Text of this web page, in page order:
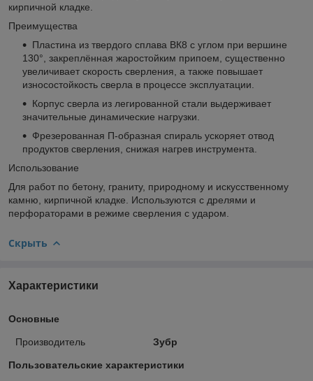
кирпичной кладке.
Преимущества
Пластина из твердого сплава ВК8 с углом при вершине
130°, закреплённая жаростойким припоем, существенно
увеличивает скорость сверления, а также повышает
износостойкость сверла в процессе эксплуатации.
Корпус сверла из легированной стали выдерживает
значительные динамические нагрузки.
Фрезерованная П-образная спираль ускоряет отвод
продуктов сверления, снижая нагрев инструмента.
Использование
Для работ по бетону, граниту, природному и искусственному
камню, кирпичной кладке. Используются с дрелями и
перфораторами в режиме сверления с ударом.
Скрыть
Характеристики
Основные
Производитель Зубр
Пользовательские характеристики